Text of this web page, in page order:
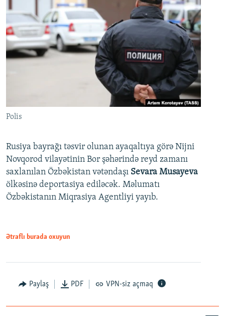
Polis
Rusiya bayrağı təsvir olunan ayaqaltıya görə Nijni
Novqorod vilayətinin Bor şəhərində reyd zamanı
saxlanılan Özbəkistan vətəndaşı Sevara Musayeva
ölkəsinə deportasiya ediləcək. Məlumatı
Özbəkistanın Miqrasiya Agentliyi yayıb.
Ətraflı burada oxuyun
Paylaş PDF VPN-siz açmaq